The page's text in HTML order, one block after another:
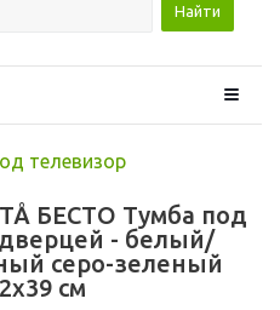
Найти
телевизор
БЕСТО Тумба под
- белый/
серо-зеленый
см